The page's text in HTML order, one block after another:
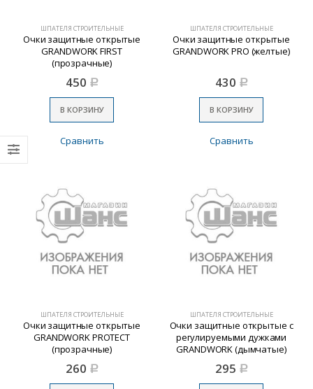
ШПАТЕЛЯ СТРОИТЕЛЬНЫЕ
Очки защитные открытые
GRANDWORK FIRST
(прозрачные)
450 Р
В КОРЗИНУ
Сравнить
ШПАТЕЛЯ СТРОИТЕЛЬНЫЕ
Очки защитные открытые
GRANDWORK PRO (желтые)
430 Р
В КОРЗИНУ
Сравнить
ШПАТЕЛЯ СТРОИТЕЛЬНЫЕ
Очки защитные открытые
GRANDWORK PROTECT
(прозрачные)
260 Р
ШПАТЕЛЯ СТРОИТЕЛЬНЫЕ
Очки защитные открытые с
регулируемыми дужками
GRANDWORK (дымчатые)
295 Р